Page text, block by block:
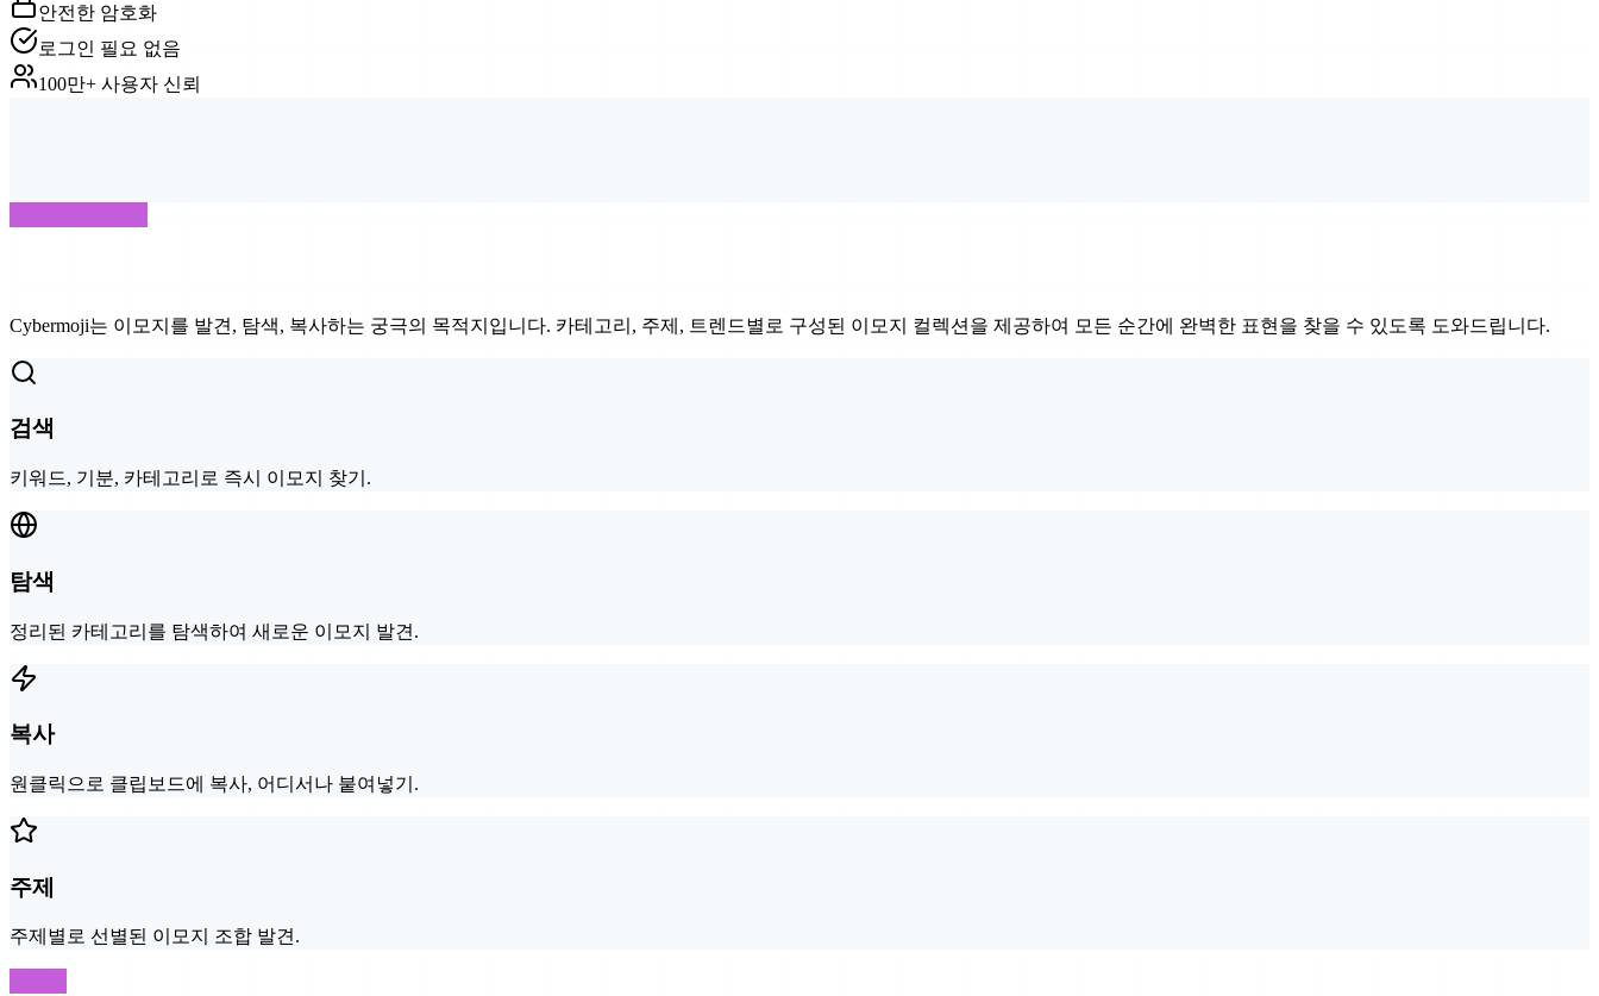
안전한 암호화
로그인 필요 없음
100만+ 사용자 신뢰
Cybermoji는 이모지를 발견, 탐색, 복사하는 궁극의 목적지입니다. 카테고리, 주제, 트렌드별로 구성된 이모지 컬렉션을 제공하여 모든 순간에 완벽한 표현을 찾을 수 있도록 도와드립니다.
검색
키워드, 기분, 카테고리로 즉시 이모지 찾기.
탐색
정리된 카테고리를 탐색하여 새로운 이모지 발견.
복사
원클릭으로 클립보드에 복사, 어디서나 붙여넣기.
주제
주제별로 선별된 이모지 조합 발견.